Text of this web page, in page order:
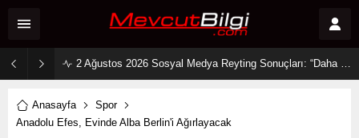
2 Ağustos 2026 Sosyal Medya Reyting Sonuçları: “Daha 17” Ekranlara Ambargo Koydu!
Anasayfa
Spor
Anadolu Efes, Evinde Alba Berlin'i Ağırlayacak